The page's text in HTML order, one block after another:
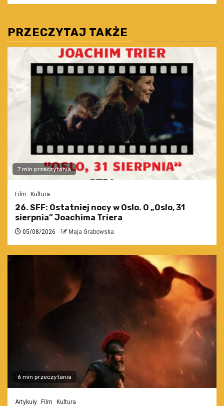
PRZECZYTAJ TAKŻE
7 min przeczytania
Film Kultura
26. SFF: Ostatniej nocy w Oslo. O „Oslo, 31
sierpnia” Joachima Triera
05/08/2026 Maja Grabowska
6 min przeczytania
Artykuły Film Kultura